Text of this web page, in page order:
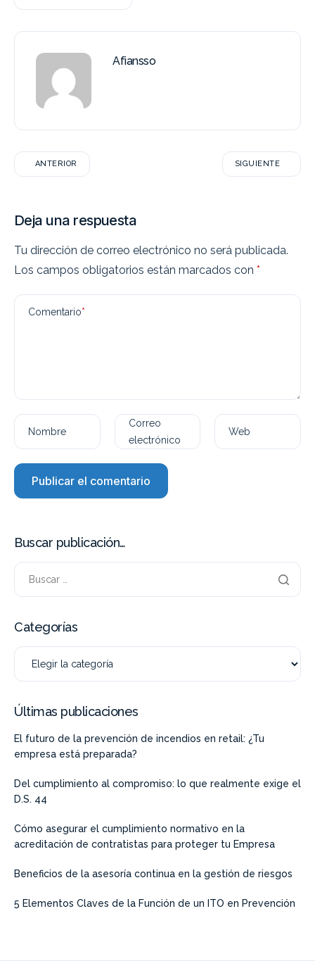
Afiansso
ANTERIOR SIGUIENTE
Deja una respuesta
Tu dirección de correo electrónico no será publicada.
Los campos obligatorios están marcados con *
Comentario*
Nombre
Correo
electrónico
Web
Buscar publicación…
Categorías
Últimas publicaciones
El futuro de la prevención de incendios en retail: ¿Tu
empresa está preparada?
Del cumplimiento al compromiso: lo que realmente exige el
D.S. 44
Cómo asegurar el cumplimiento normativo en la
acreditación de contratistas para proteger tu Empresa
Beneficios de la asesoría continua en la gestión de riesgos
5 Elementos Claves de la Función de un ITO en Prevención